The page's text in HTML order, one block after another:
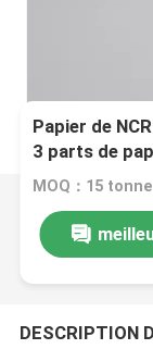
Papier de
3 parts de
MOQ：15
DESCRIPTION